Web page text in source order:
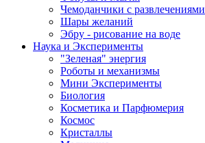
Чемоданчики с развлечениями
Шары желаний
Эбру - рисование на воде
Наука и Эксперименты
"Зеленая" энергия
Роботы и механизмы
Мини Эксперименты
Биология
Косметика и Парфюмерия
Космос
Кристаллы